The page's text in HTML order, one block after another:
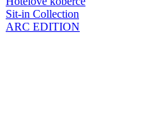
Sit-in Collection
ARC EDITION